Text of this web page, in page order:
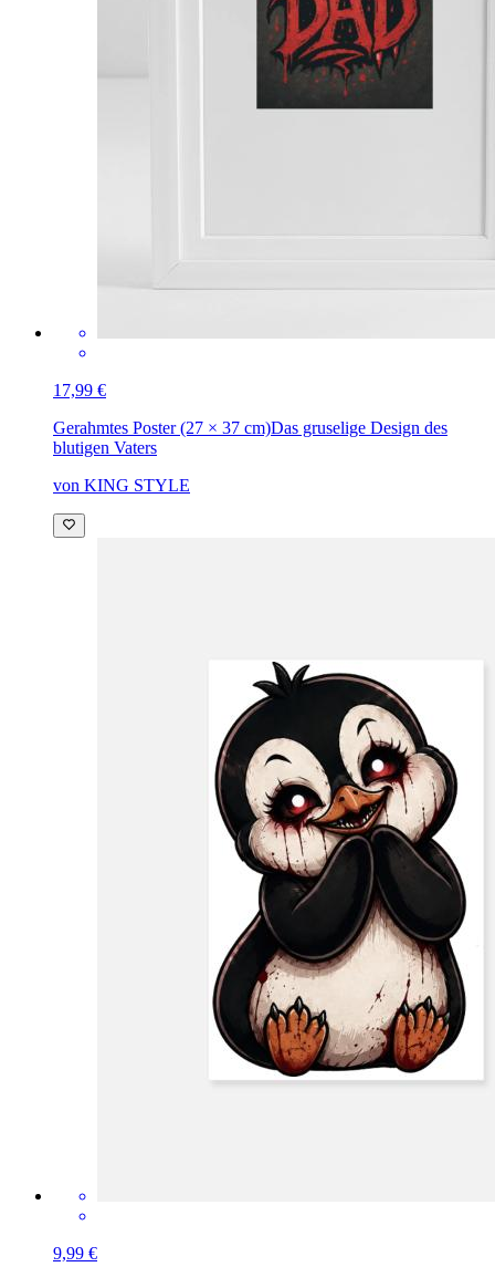
17,99 €
Gerahmtes Poster (27 × 37 cm)Das gruselige Design des
blutigen Vaters
von KING STYLE
9,99 €